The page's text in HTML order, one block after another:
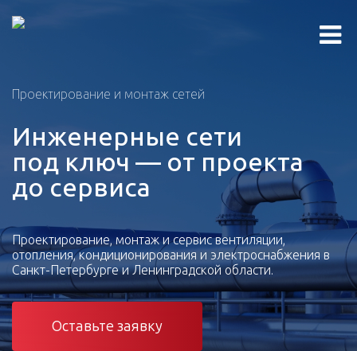
Проектирование и монтаж сетей
Инженерные сети
под ключ — от проекта
до сервиса
Проектирование, монтаж и сервис вентиляции,
отопления, кондиционирования и электроснабжения в
Санкт-Петербурге и Ленинградской области.
Оставьте заявку